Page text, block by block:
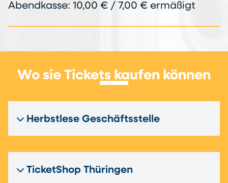
Abendkasse: 10,00 € / 7,00 € ermäßigt
Wo sie Tickets kaufen können
Herbstlese Geschäftsstelle
TicketShop Thüringen